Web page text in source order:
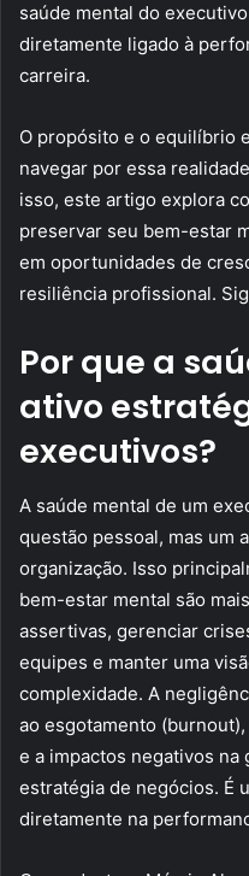
saúde mental do
diretamente ligado à
carreira.
O propósito e o equilíbrio
navegar por essa
isso, este artigo explora
preservar seu bem-estar
em oportunidades de
resiliência profissional.
Por que a
ativo
executivos?
A saúde mental de um
questão pessoal, mas um
organização. Isso
bem-estar mental são
assertivas, gerenciar
equipes e manter uma
complexidade. A
ao esgotamento
e a impactos negativos
estratégia de negócios. É
diretamente na